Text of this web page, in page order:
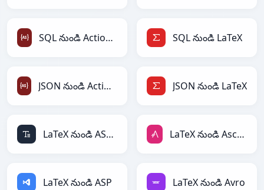
SQL నుండి ActionScript SQL నుండి LaTeX
JSON నుండి ActionScript JSON నుండి LaTeX
LaTeX నుండి ASCII LaTeX నుండి AsciiDoc
LaTeX నుండి ASP LaTeX నుండి Avro